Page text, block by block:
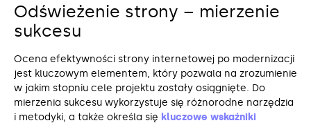
Odświeżenie strony – mierzenie
sukcesu
Ocena efektywności strony internetowej po modernizacji
jest kluczowym elementem, który pozwala na zrozumienie
w jakim stopniu cele projektu zostały osiągnięte. Do
mierzenia sukcesu wykorzystuje się różnorodne narzędzia
i metodyki, a także określa się kluczowe wskaźniki